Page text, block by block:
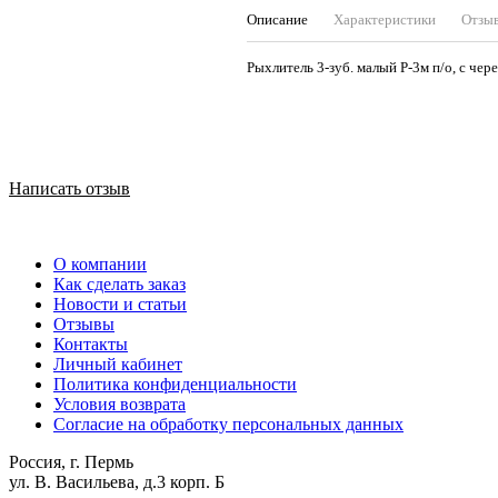
Описание Характеристики
Рыхлитель 3-зуб. малый Р-3м п/о, с
Написать отзыв
О компании
Как сделать заказ
Новости и статьи
Отзывы
Контакты
Личный кабинет
Политика конфиденциальности
Условия возврата
Согласие на обработку персональных данных
Россия, г. Пермь
ул. В. Васильева, д.3 корп. Б